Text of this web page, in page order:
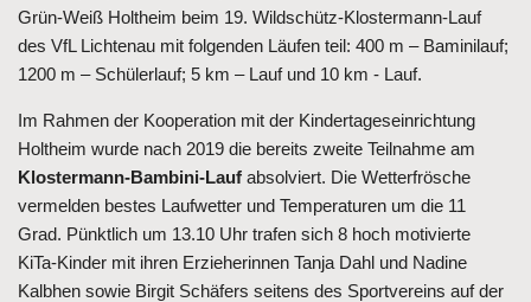
Grün-Weiß Holtheim beim 19. Wildschütz-Klostermann-Lauf
des VfL Lichtenau mit folgenden Läufen teil: 400 m – Baminilauf;
1200 m – Schülerlauf; 5 km – Lauf und 10 km - Lauf.
Im Rahmen der Kooperation mit der Kindertageseinrichtung
Holtheim wurde nach 2019 die bereits zweite Teilnahme am
Klostermann-Bambini-Lauf absolviert. Die Wetterfrösche
vermelden bestes Laufwetter und Temperaturen um die 11
Grad. Pünktlich um 13.10 Uhr trafen sich 8 hoch motivierte
KiTa-Kinder mit ihren Erzieherinnen Tanja Dahl und Nadine
Kalbhen sowie Birgit Schäfers seitens des Sportvereins auf der